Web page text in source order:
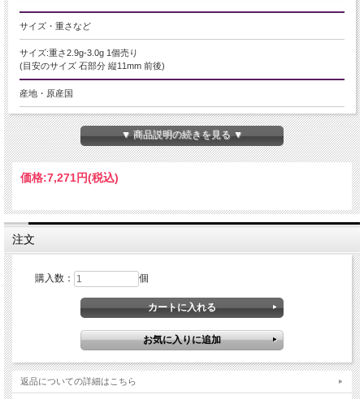
サイズ・重さなど
サイズ:重さ2.9g-3.0g 1個売り
(目安のサイズ 石部分 縦11mm 前後)
産地・原産国
スリランカ産
グレードなど
AAAA+
ブルームーンストーン【月長石】
商品説明
ブルームーンストーン
6月の誕生石としても有名なムーンストーン
透明度抜群で、くっきりブルーシラーを放つ可愛らしいムーンストーンで、装飾
の枠が高級感もアップ
ストーンキーワード
永遠の愛。
▼ 商品説明の続きを見る ▼
価格:7,271円(税込)
注文
購入数： 個
返品についての詳細はこちら